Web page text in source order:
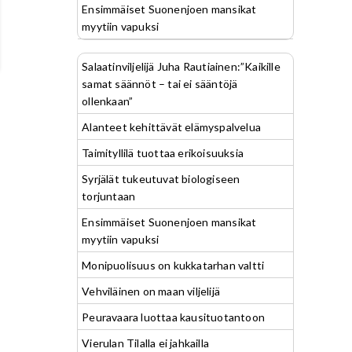
Ensimmäiset Suonenjoen mansikat
myytiin vapuksi
Salaatinviljelijä Juha Rautiainen:”Kaikille
samat säännöt – tai ei sääntöjä
ollenkaan”
Alanteet kehittävät elämyspalvelua
Taimityllilä tuottaa erikoisuuksia
Syrjälät tukeutuvat biologiseen
torjuntaan
Ensimmäiset Suonenjoen mansikat
myytiin vapuksi
Monipuolisuus on kukkatarhan valtti
Vehviläinen on maan viljelijä
Peuravaara luottaa kausituotantoon
Vierulan Tilalla ei jahkailla